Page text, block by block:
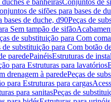
e banheirasConjuntos de
de sifões para bases de
bases de duche, d90Peças de
Sem tampão de sifão
de substituição para Com
de substituição para Com botão
paredePainéisEstruturas de
para Estruturas para lavatórios
drenagem à paredePeças de
para Estruturas para cargas
para sanitasPeças de